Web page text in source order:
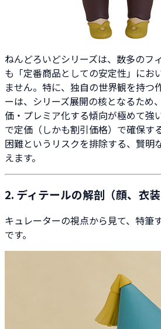
ねんどろいどシリーズは、数多のフ
も「定番商品としての安定性」にお
ません。特に、独自の世界観を持つ
ーは、シリーズ展開の核となるため
価・プレミア化する傾向が極めて強
で定価（しかも割引価格）で確保す
困難というリスクを排除する、賢明
えます。
2. ディテールの解剖（顔、衣装
キュレーターの視点から見て、特筆
です。